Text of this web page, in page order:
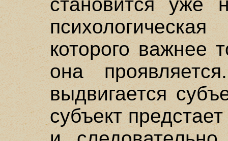
становится уже
которого важнее
она
выдвигается
субъект